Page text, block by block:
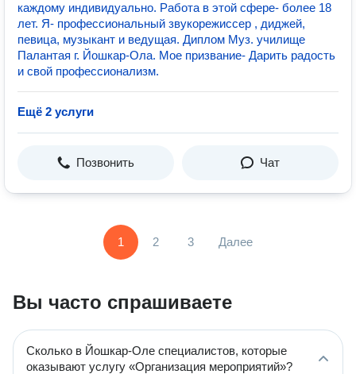
каждому индивидуально. Работа в этой сфере- более 18
лет. Я- профессиональный звукорежиссер , диджей,
певица, музыкант и ведущая. Диплом Муз. училище
Палантая г. Йошкар-Ола. Мое призвание- Дарить радость
и свой профессионализм.
Ещё 2 услуги
Позвонить Чат
1 2 3 Далее
Вы часто спрашиваете
Сколько в Йошкар-Оле специалистов, которые
оказывают услугу «Организация мероприятий»?